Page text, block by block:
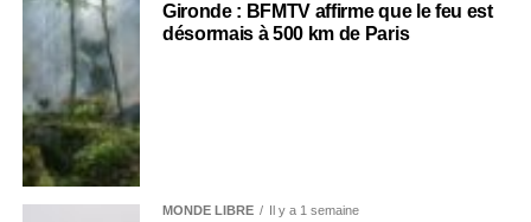
Gironde : BFMTV affirme que le feu est
désormais à 500 km de Paris
MONDE LIBRE Il y a 1 semaine